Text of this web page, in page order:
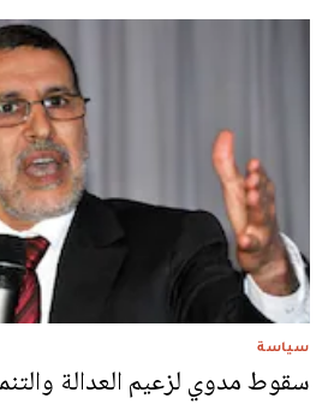
سياسة
سقوط مدوي لزعيم العدالة